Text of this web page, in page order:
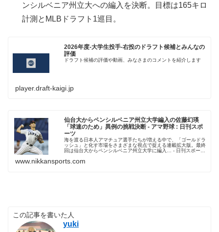
ンシルベニア州立大への編入を決断。目標は165キロ
計測とMLBドラフト1巡目。
2026年度-大学生投手-右投のドラフト候補とみんなの
評価
ドラフト候補の評価や動画、みなさまのコメントを紹介します
player.draft-kaigi.jp
仙台大からペンシルベニア州立大学編入の佐藤幻瑛
「球速のため」異例の挑戦決断 - アマ野球 : 日刊スポ
ーツ
海を渡る日本人アマチュア選手たちが増える中で、「ゴールドラ
ッシュ」と化す市場をさまざまな視点で捉える連載拡大版。最終
回は仙台大からペンシルベニア州立大学に編入… - 日刊スポーツ
www.nikkansports.com
この記事を書いた人
yuki